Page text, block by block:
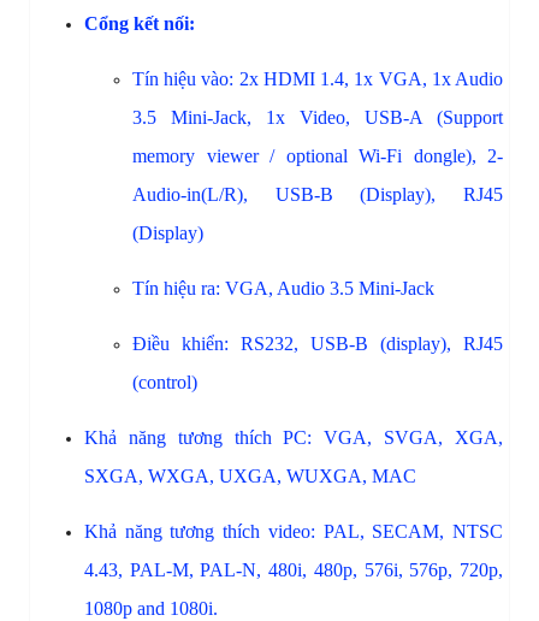
Cổng kết nối:
Tín hiệu vào: 2x HDMI 1.4, 1x VGA, 1x Audio
3.5 Mini-Jack, 1x Video, USB-A (Support
memory viewer / optional Wi-Fi dongle), 2-
Audio-in(L/R), USB-B (Display), RJ45
(Display)
Tín hiệu ra: VGA, Audio 3.5 Mini-Jack
Điều khiển: RS232, USB-B (display), RJ45
(control)
Khả năng tương thích PC: VGA, SVGA, XGA,
SXGA, WXGA, UXGA, WUXGA, MAC
Khả năng tương thích video: PAL, SECAM, NTSC
4.43, PAL-M, PAL-N, 480i, 480p, 576i, 576p, 720p,
1080p and 1080i.